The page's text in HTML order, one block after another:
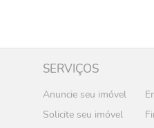
SERVIÇOS
Anuncie seu imóvel
Solicite seu imóvel